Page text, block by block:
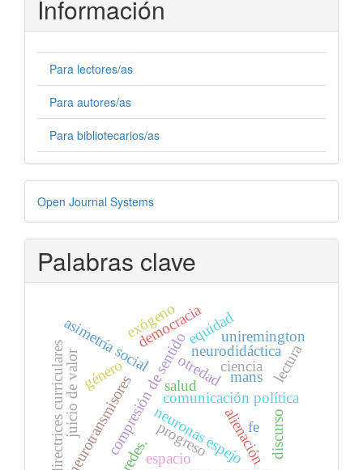
Información
Para lectores/as
Para autores/as
Para bibliotecarios/as
Desarrollado
por
Open Journal Systems
Palabras clave
compresión de sentidocomunicación política
asimetría social neurodidáctica
neurotransmisores neuronas espejo
alienación
otredad
democracia
progreso
juicio de valor discurso
espacio
directrices curriculares lectura
ciencia
fe
mans
uniremington
equidad
exógeno
género
redes.
salud